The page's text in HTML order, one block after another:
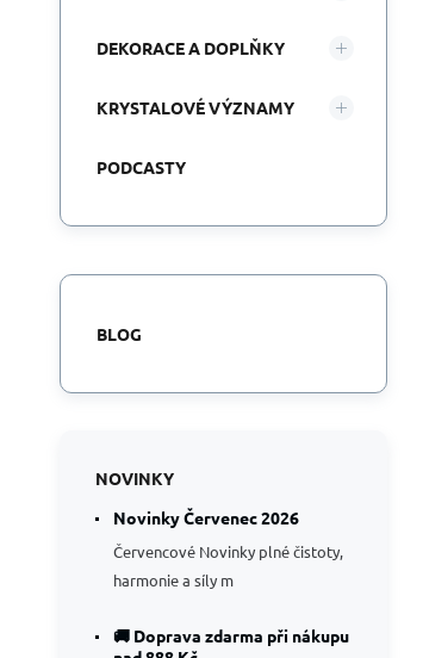
DEKORACE A DOPLŇKY
KRYSTALOVÉ VÝZNAMY
PODCASTY
BLOG
NOVINKY
Novinky Červenec 2026
Červencové Novinky plné čistoty,
harmonie a síly m
🚚 Doprava zdarma při nákupu